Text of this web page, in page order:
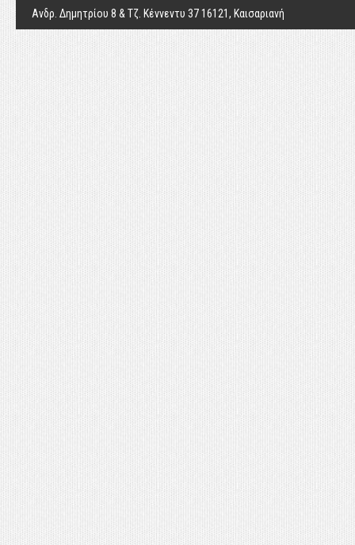
Ανδρ. Δημητρίου 8 & Τζ. Κέννεντυ 37 16121, Καισαριανή